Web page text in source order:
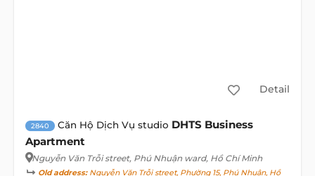
Detail
2840 Căn Hộ Dịch Vụ studio DHTS Business
Apartment
Nguyễn Văn Trỗi street, Phú Nhuận ward, Hồ Chí Minh
Old address:Nguyễn Văn Trỗi street, Phường 15, Phú Nhuận, Hồ